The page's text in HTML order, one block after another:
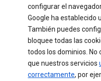
configurar el
Google ha establecido
También puedes
bloquee todas las
todos los dominios.
que nuestros servicios
correctamente, por